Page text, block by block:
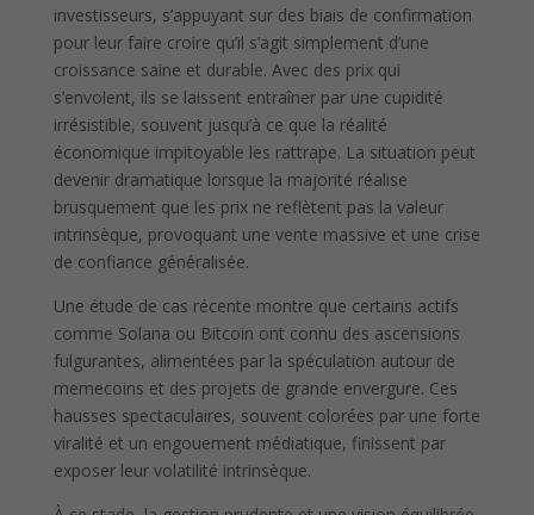
investisseurs, s’appuyant sur des biais de confirmation
pour leur faire croire qu’il s’agit simplement d’une
croissance saine et durable. Avec des prix qui
s’envolent, ils se laissent entraîner par une cupidité
irrésistible, souvent jusqu’à ce que la réalité
économique impitoyable les rattrape. La situation peut
devenir dramatique lorsque la majorité réalise
brusquement que les prix ne reflètent pas la valeur
intrinsèque, provoquant une vente massive et une crise
de confiance généralisée.
Une étude de cas récente montre que certains actifs
comme Solana ou Bitcoin ont connu des ascensions
fulgurantes, alimentées par la spéculation autour de
memecoins et des projets de grande envergure. Ces
hausses spectaculaires, souvent colorées par une forte
viralité et un engouement médiatique, finissent par
exposer leur volatilité intrinsèque.